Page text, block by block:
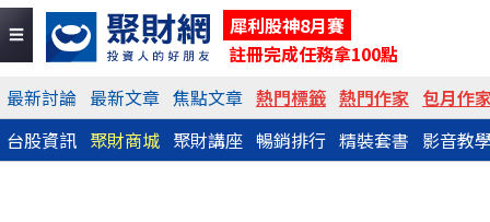
犀利股神8月賽
註冊完成任務拿100點
最新討論 最新文章 焦點文章 熱門標籤 熱門作家 包月作
台股資訊 聚財商城 聚財講座 暢銷排行 精裝套書 影音教